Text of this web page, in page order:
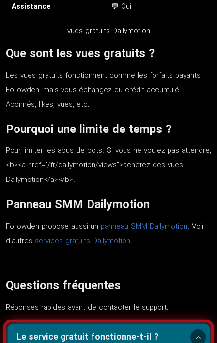
Assistance
💬 Oui
vues gratuits Dailymotion
Que sont les vues gratuits ?
Les vues gratuits fonctionnent comme les forfaits payants
Followdeh, mais vous échangez du crédit accumulé.
Abonnés, likes, vues, etc.
Pourquoi une limite de temps ?
Pour limiter les abus de bots. Si vous ne voulez pas attendre,
<b><a href="/fr/dailymotion/views">achetez des vues
Dailymotion</a></b>.
Panneau SMM Dailymotion
Followdeh propose aussi un panneau SMM Dailymotion. Voir
d’autres services gratuits Dailymotion.
Questions fréquentes
Réponses rapides avant de contacter le support.
Le service gratuit fonctionne-t-il ?